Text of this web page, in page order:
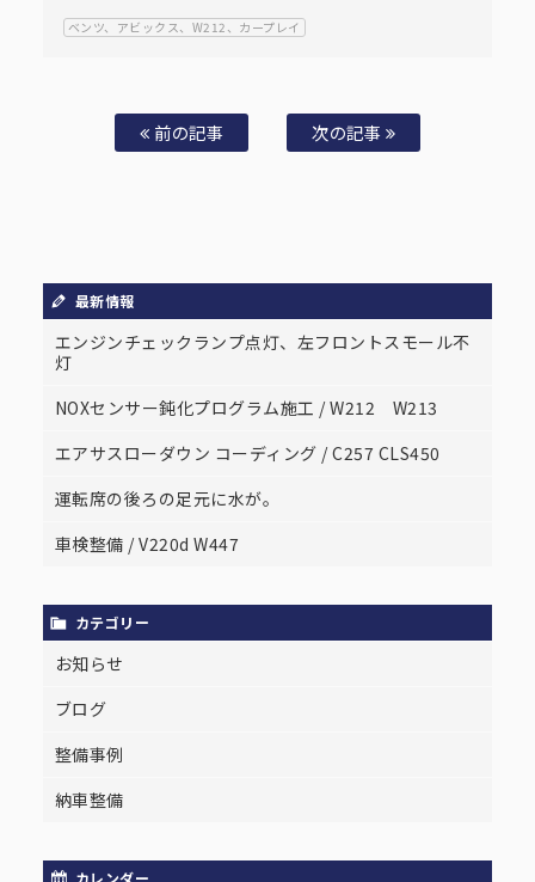
ベンツ、アビックス、W212、カープレイ
前の記事 次の記事
最新情報
エンジンチェックランプ点灯、左フロントスモール不
灯
NOXセンサー鈍化プログラム施工 / W212 W213
エアサスローダウン コーディング / C257 CLS450
運転席の後ろの足元に水が。
車検整備 / V220d W447
カテゴリー
お知らせ
ブログ
整備事例
納車整備
カレンダー